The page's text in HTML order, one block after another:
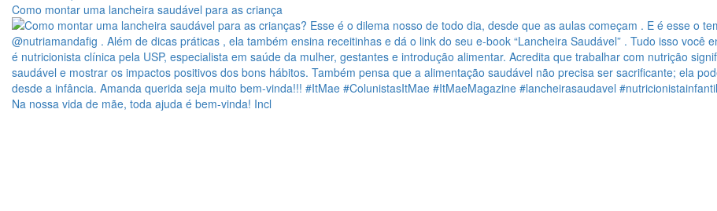
Como montar uma lancheira saudável para as criança
Na nossa vida de mãe, toda ajuda é bem-vinda! Incl